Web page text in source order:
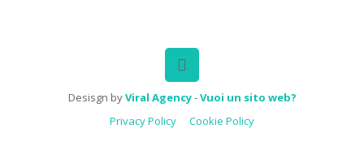
Desisgn byViral Agency-Vuoi un sito web?
Privacy Policy
Cookie Policy